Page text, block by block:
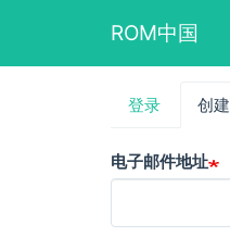
ROM中国
Main
User
menu
Search
form
block
主
标
登录 创
电子邮件地址